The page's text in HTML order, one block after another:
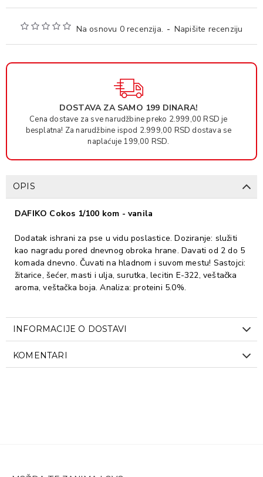
Na osnovu 0 recenzija. - Napišite recenziju
DOSTAVA ZA SAMO 199 DINARA!
Cena dostave za sve narudžbine preko 2.999,00 RSD je
besplatna! Za narudžbine ispod 2.999,00 RSD dostava se
naplaćuje 199,00 RSD.
OPIS
DAFIKO Cokos 1/100 kom - vanila
Dodatak ishrani za pse u vidu poslastice. Doziranje: služiti
kao nagradu pored dnevnog obroka hrane. Davati od 2 do 5
komada dnevno. Čuvati na hladnom i suvom mestu! Sastojci:
žitarice, šećer, masti i ulja, surutka, lecitin E-322, veštačka
aroma, veštačka boja. Analiza: proteini 5.0%.
INFORMACIJE O DOSTAVI
KOMENTARI